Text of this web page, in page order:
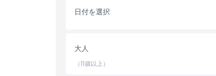
含まれるもの
除外事項
日付を選択
大人
（11歳以上）